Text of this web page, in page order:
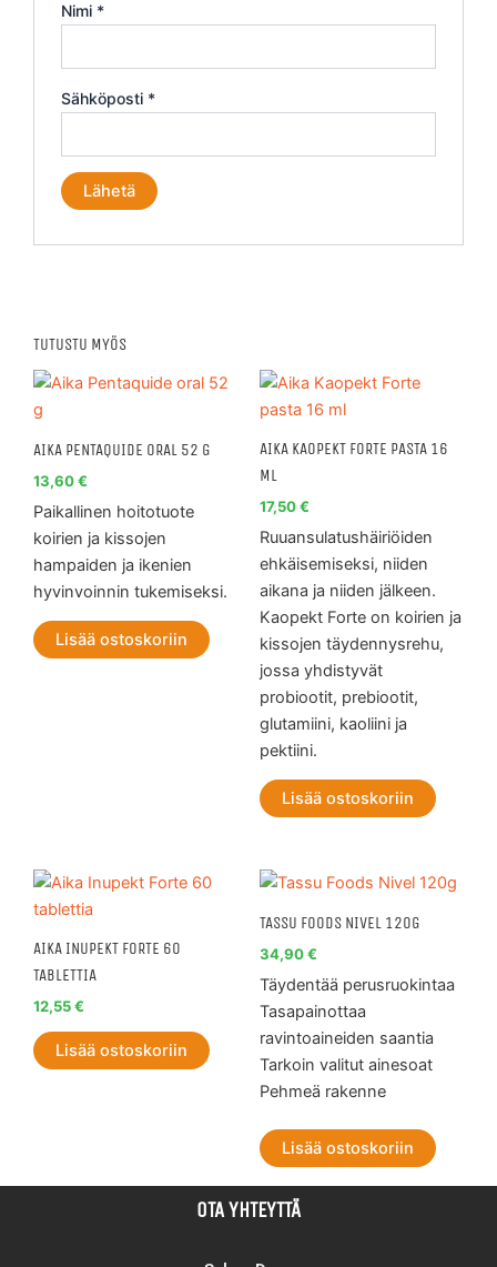
Nimi *
Sähköposti *
TUTUSTU MYÖS
AIKA PENTAQUIDE ORAL 52 G
13,60€
Paikallinen hoitotuote
koirien ja kissojen
hampaiden ja ikenien
hyvinvoinnin tukemiseksi.
Lisää ostoskoriin
AIKA KAOPEKT FORTE PASTA 16
ML
17,50€
Ruuansulatushäiriöiden
ehkäisemiseksi, niiden
aikana ja niiden jälkeen.
Kaopekt Forte on koirien ja
kissojen täydennysrehu,
jossa yhdistyvät
probiootit, prebiootit,
glutamiini, kaoliini ja
pektiini.
Lisää ostoskoriin
AIKA INUPEKT FORTE 60
TABLETTIA
12,55€
Lisää ostoskoriin
TASSU FOODS NIVEL 120G
34,90€
Täydentää perusruokintaa
Tasapainottaa
ravintoaineiden saantia
Tarkoin valitut ainesoat
Pehmeä rakenne
Lisää ostoskoriin
OTA YHTEYTTÄ